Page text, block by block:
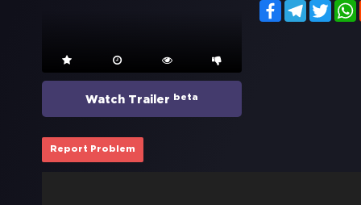
Watch Trailer beta
FacebookTelegram
Report Problem